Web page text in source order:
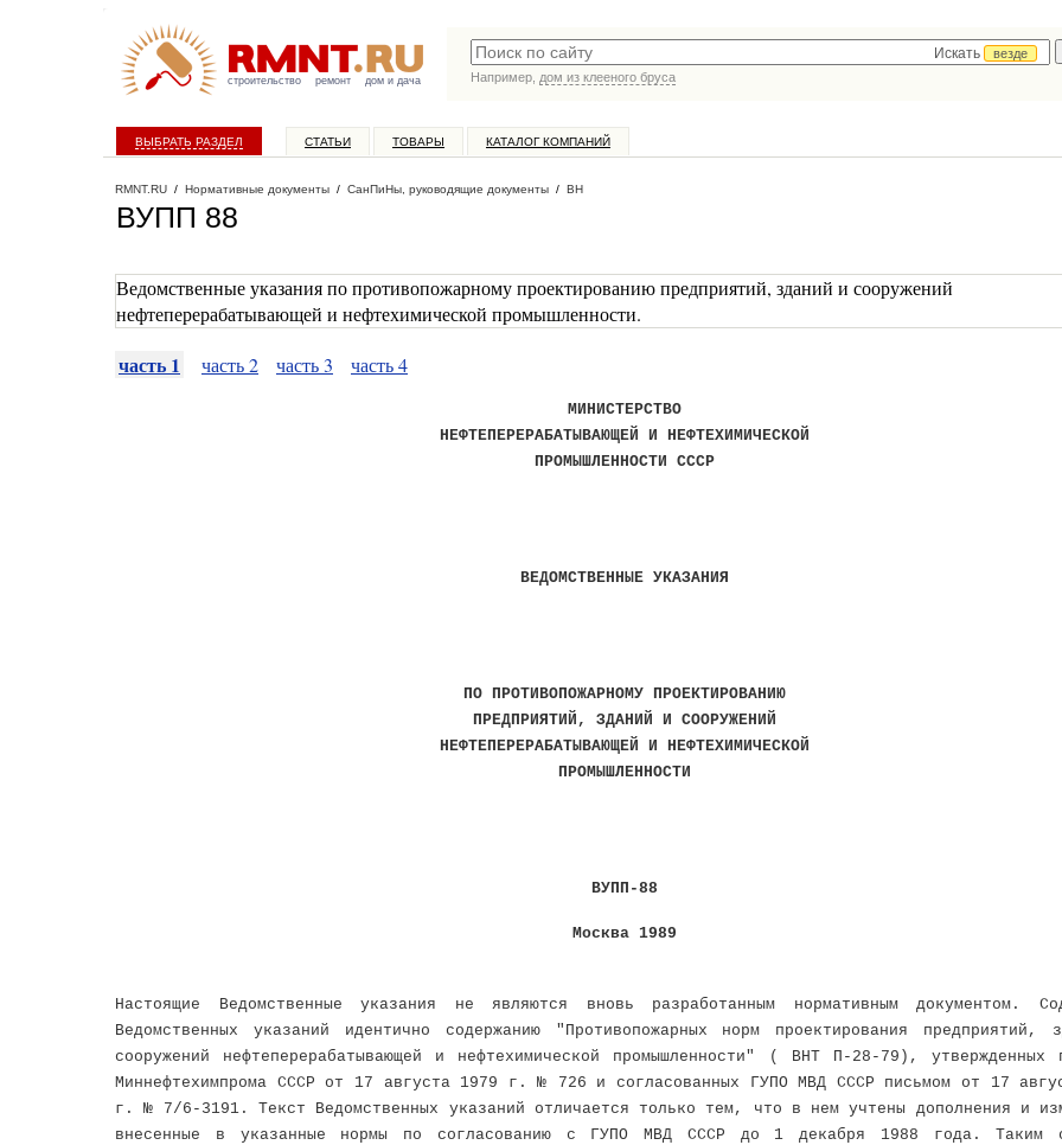
строительство ремонт дом и дача
Искать
везде
Например, дом из клееного бруса
ВЫБРАТЬ РАЗДЕЛ СТАТЬИ ТОВАРЫ КАТАЛОГ КОМПАНИЙ
RMNT.RU / Нормативные документы / СанПиНы, руководящие документы / ВН
ВУПП 88
Ведомственные указания по противопожарному проектированию предприятий, зданий и сооружений
нефтеперерабатывающей и нефтехимической промышленности.
часть 1 часть 2 часть 3 часть 4
МИНИСТЕРСТВО
НЕФТЕПЕРЕРАБАТЫВАЮЩЕЙ И НЕФТЕХИМИЧЕСКОЙ
ПРОМЫШЛЕННОСТИ СССР
ВЕДОМСТВЕННЫЕ УКАЗАНИЯ
ПО ПРОТИВОПОЖАРНОМУ ПРОЕКТИРОВАНИЮ
ПРЕДПРИЯТИЙ, ЗДАНИЙ И СООРУЖЕНИЙ
НЕФТЕПЕРЕРАБАТЫВАЮЩЕЙ И НЕФТЕХИМИЧЕСКОЙ
ПРОМЫШЛЕННОСТИ
ВУПП-88
Москва 1989
Настоящие Ведомственные указания не являются вновь разработанным нормативным документом.
Ведомственных указаний идентично содержанию "Противопожарных норм проектирования предприятий,
сооружений нефтеперерабатывающей и нефтехимической промышленности" (
BHT
П-28-79), утвержденных
Миннефтехимпрома СССР от 17 августа 1979 г. № 726 и согласованных ГУПО МВД СССР письмом от 17
г. № 7/6-3191. Текст Ведомственных указаний отличается только тем, что в нем учтены дополнения и
внесенные в указанные нормы по согласованию с ГУПО МВД СССР до 1 декабря 1988 года. Таким